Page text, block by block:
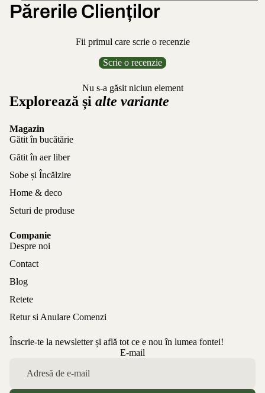
Părerile Clienților
Fii primul care scrie o recenzie
Scrie o recenzie
Nu s-a găsit niciun element
Explorează și alte variante
Magazin
Gătit în bucătărie
Gătit în aer liber
Sobe și Încălzire
Home & deco
Seturi de produse
Companie
Despre noi
Contact
Blog
Retete
Retur si Anulare Comenzi
Înscrie-te la newsletter și află tot ce e nou în lumea fontei!
E-mail
Politica de confidențialitate